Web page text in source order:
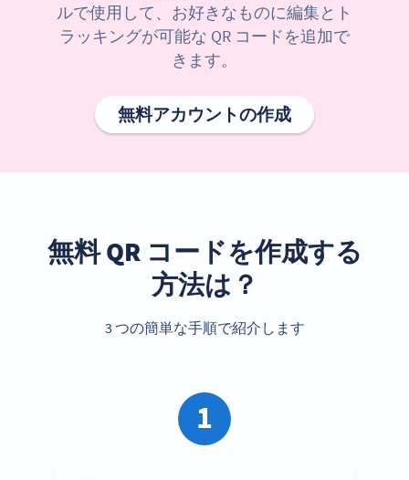
ルで使用して、お好きなものに編集とト
ラッキングが可能な QR コードを追加で
きます。
無料アカウントの作成
無料 QR コードを作成する
方法は？
3 つの簡単な手順で紹介します
1